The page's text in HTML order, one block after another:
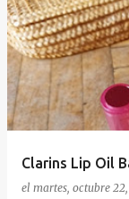
Clarins Lip Oil
el martes, octubre